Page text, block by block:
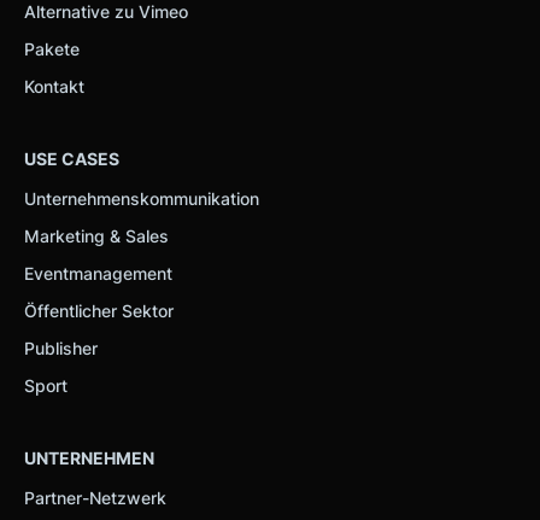
Alternative zu Vimeo
Pakete
Kontakt
USE CASES
Unternehmenskommunikation
Marketing & Sales
Eventmanagement
Öffentlicher Sektor
Publisher
Sport
UNTERNEHMEN
Partner-Netzwerk